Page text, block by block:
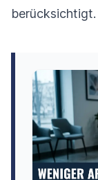
berücksichtigt.